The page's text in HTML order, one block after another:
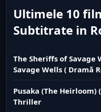
Ultimele 10
Subtitrate in
The Sheriffs of Savage
Savage Wells ( Dramă
Pusaka (The
Thriller